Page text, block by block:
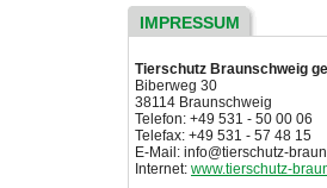
IMPRESSUM
Tierschutz Braunschweig
Biberweg 30
38114 Braunschweig
Telefon: +49 531 - 50 00 06
Telefax: +49 531 - 57 48 15
E-Mail: info@tierschutz-
Internet: www.tierschutz-